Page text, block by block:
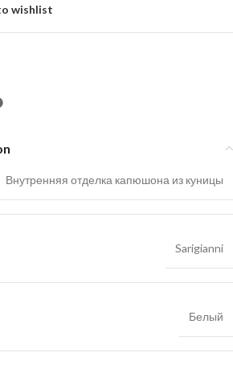
wishlist
Внутренняя отделка капюшона из куницы
Sarigianni
Белый